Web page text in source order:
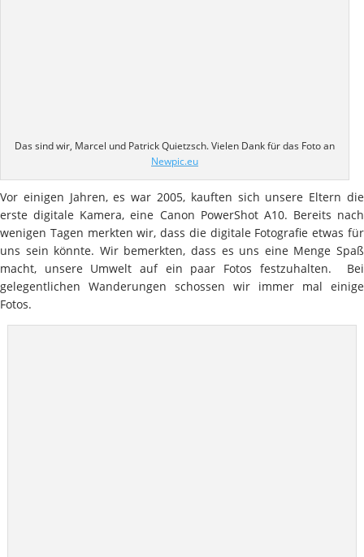
Das sind wir, Marcel und Patrick Quietzsch. Vielen Dank für das Foto an
Newpic.eu
Vor einigen Jahren, es war 2005, kauften sich unsere Eltern die
erste digitale Kamera, eine Canon PowerShot A10. Bereits nach
wenigen Tagen merkten wir, dass die digitale Fotografie etwas für
uns sein könnte. Wir bemerkten, dass es uns eine Menge Spaß
macht, unsere Umwelt auf ein paar Fotos festzuhalten. Bei
gelegentlichen Wanderungen schossen wir immer mal einige
Fotos.